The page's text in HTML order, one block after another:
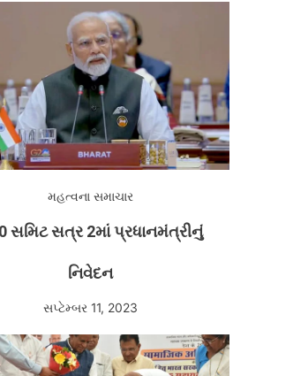
મહત્વના સમાચાર
સમિટ સત્ર 2માં પ્રધાનમંત્રીનું
નિવેદન
સપ્ટેમ્બર 11, 2023